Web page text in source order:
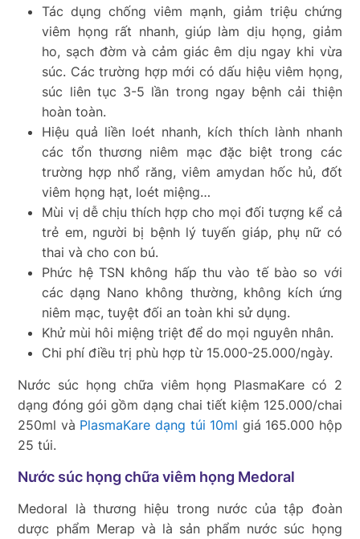
Tác dụng chống viêm mạnh, giảm triệu chứng
viêm họng rất nhanh, giúp làm dịu họng, giảm
ho, sạch đờm và cảm giác êm dịu ngay khi vừa
súc. Các trường hợp mới có dấu hiệu viêm họng,
súc liên tục 3-5 lần trong ngay bệnh cải thiện
hoàn toàn.
Hiệu quả liền loét nhanh, kích thích lành nhanh
các tổn thương niêm mạc đặc biệt trong các
trường hợp nhổ răng, viêm amydan hốc hủ, đốt
viêm họng hạt, loét miệng…
Mùi vị dễ chịu thích hợp cho mọi đối tượng kể cả
trẻ em, người bị bệnh lý tuyến giáp, phụ nữ có
thai và cho con bú.
Phức hệ TSN không hấp thu vào tế bào so với
các dạng Nano không thường, không kích ứng
niêm mạc, tuyệt đối an toàn khi sử dụng.
Khử mùi hôi miệng triệt để do mọi nguyên nhân.
Chi phí điều trị phù hợp từ 15.000-25.000/ngày.
Nước súc họng chữa viêm họng PlasmaKare có 2
dạng đóng gói gồm dạng chai tiết kiệm 125.000/chai
250ml và PlasmaKare dạng túi 10ml giá 165.000 hộp
25 túi.
Nước súc họng chữa viêm họng Medoral
Medoral là thương hiệu trong nước của tập đoàn
dược phẩm Merap và là sản phẩm nước súc họng